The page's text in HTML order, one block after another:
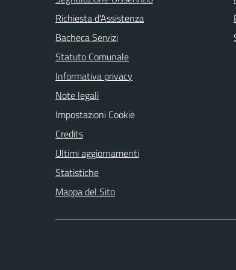
Richiesta d'Assistenza
Bacheca Servizi
Statuto Comunale
Informativa privacy
Note legali
Impostazioni Cookie
Credits
Ultimi aggiornamenti
Statistiche
Mappa del Sito